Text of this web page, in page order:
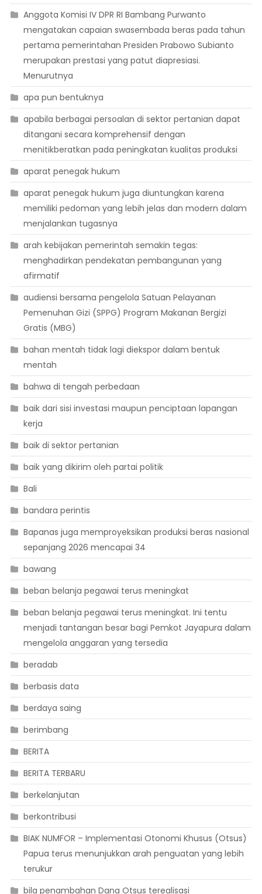
Anggota Komisi IV DPR RI Bambang Purwanto
mengatakan capaian swasembada beras pada tahun
pertama pemerintahan Presiden Prabowo Subianto
merupakan prestasi yang patut diapresiasi.
Menurutnya
apa pun bentuknya
apabila berbagai persoalan di sektor pertanian dapat
ditangani secara komprehensif dengan
menitikberatkan pada peningkatan kualitas produksi
aparat penegak hukum
aparat penegak hukum juga diuntungkan karena
memiliki pedoman yang lebih jelas dan modern dalam
menjalankan tugasnya
arah kebijakan pemerintah semakin tegas:
menghadirkan pendekatan pembangunan yang
afirmatif
audiensi bersama pengelola Satuan Pelayanan
Pemenuhan Gizi (SPPG) Program Makanan Bergizi
Gratis (MBG)
bahan mentah tidak lagi diekspor dalam bentuk
mentah
bahwa di tengah perbedaan
baik dari sisi investasi maupun penciptaan lapangan
kerja
baik di sektor pertanian
baik yang dikirim oleh partai politik
Bali
bandara perintis
Bapanas juga memproyeksikan produksi beras nasional
sepanjang 2026 mencapai 34
bawang
beban belanja pegawai terus meningkat
beban belanja pegawai terus meningkat. Ini tentu
menjadi tantangan besar bagi Pemkot Jayapura dalam
mengelola anggaran yang tersedia
beradab
berbasis data
berdaya saing
berimbang
BERITA
BERITA TERBARU
berkelanjutan
berkontribusi
BIAK NUMFOR – Implementasi Otonomi Khusus (Otsus)
Papua terus menunjukkan arah penguatan yang lebih
terukur
bila penambahan Dana Otsus terealisasi